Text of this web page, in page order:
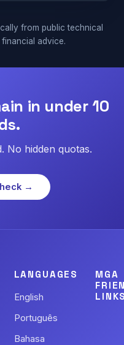
from public technical
advice.
in under 10
No hidden quotas.
→
LANGUAGES
English
Português
Bahasa
MGA